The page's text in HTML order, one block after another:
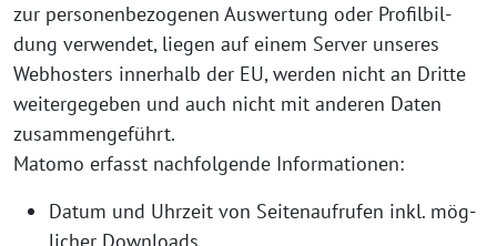
zur per­so­nen­be­zo­ge­nen Aus­wer­tung oder Pro­fil­bil­
dung ver­wen­det, lie­gen auf einem Ser­ver unse­res
Web­hos­ters inner­halb der EU, wer­den nicht an Drit­te
wei­ter­ge­ge­ben und auch nicht mit ande­ren Daten
zusam­men­ge­führt.
Mato­mo erfasst nach­fol­gen­de Informationen:
Datum und Uhr­zeit von Sei­ten­auf­ru­fen inkl. mög­